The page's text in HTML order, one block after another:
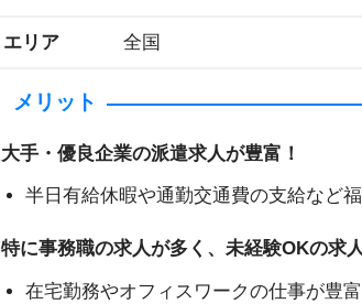
エリア 全国
メリット
大手・優良企業の派遣求人が豊富！
半日有給休暇や通勤交通費の支給など
特に事務職の求人が多く、未経験OKの求
在宅勤務やオフィスワークの仕事が豊富